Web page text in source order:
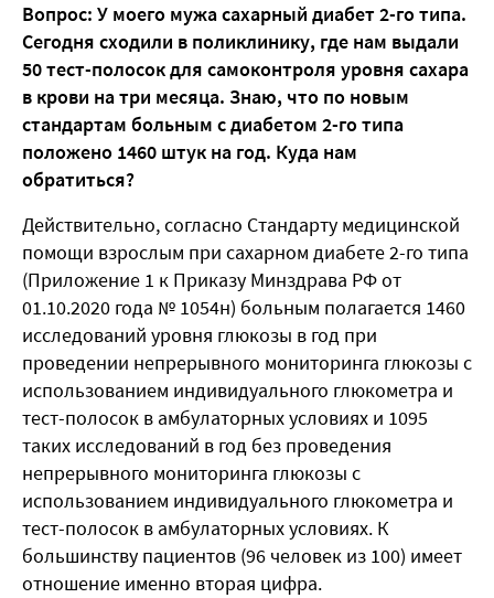
Вопрос: У моего мужа сахарный диабет 2-го типа.
Сегодня сходили в поликлинику, где нам выдали
50 тест-полосок для самоконтроля уровня сахара
в крови на три месяца. Знаю, что по новым
стандартам больным с диабетом 2-го типа
положено 1460 штук на год. Куда нам
обратиться?
Действительно, согласно Стандарту медицинской
помощи взрослым при сахарном диабете 2-го типа
(Приложение 1 к Приказу Минздрава РФ от
01.10.2020 года № 1054н) больным полагается 1460
исследований уровня глюкозы в год при
проведении непрерывного мониторинга глюкозы с
использованием индивидуального глюкометра и
тест-полосок в амбулаторных условиях и 1095
таких исследований в год без проведения
непрерывного мониторинга глюкозы с
использованием индивидуального глюкометра и
тест-полосок в амбулаторных условиях. К
большинству пациентов (96 человек из 100) имеет
отношение именно вторая цифра.